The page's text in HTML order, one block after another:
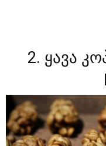
2. ყავა